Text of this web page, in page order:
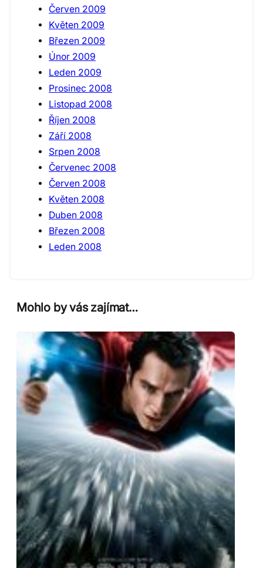
Červen 2009
Květen 2009
Březen 2009
Únor 2009
Leden 2009
Prosinec 2008
Listopad 2008
Říjen 2008
Září 2008
Srpen 2008
Červenec 2008
Červen 2008
Květen 2008
Duben 2008
Březen 2008
Leden 2008
Mohlo by vás zajímat…